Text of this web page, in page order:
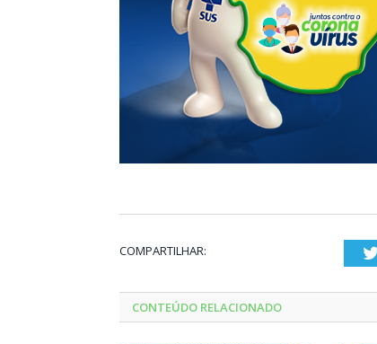
COMPARTILHAR:
CONTEÚDO RELACIONADO